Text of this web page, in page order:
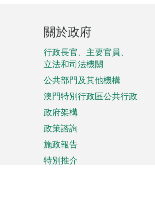
頁
腳
菜
單
關於政府
行政長官、主要官員、
立法和司法機關
公共部門及其他機構
澳門特別行政區公共行政
政府架構
政策諮詢
施政報告
特別推介